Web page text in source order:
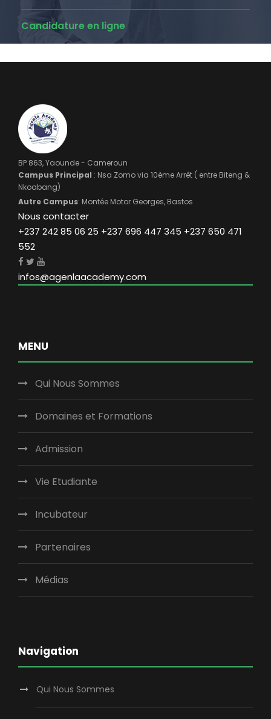
Candidature en ligne
BP 863, Yaounde - Cameroun
Campus Principal : Nsa Zomo via 10ème Arrêt ( entre Biteng &
Nkoabang)
Autre Campus: Montée Motor Georges, Bastos
Nous contacter
+237 242 85 06 25 +237 696 447 345 +237 650 471
552
infos@agenlaacademy.com
MENU
Qui Nous Sommes
Domaines et Formations
Admission
Vie Etudiante
Incubateur
Partenaires
Médias
Navigation
Qui Nous Sommes